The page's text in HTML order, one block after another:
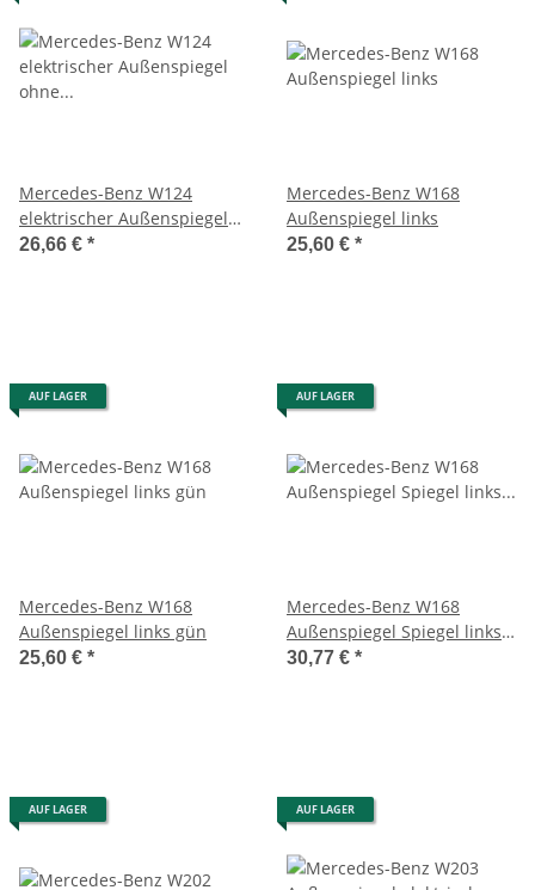
Mercedes-Benz W124
elektrischer Außenspiegel
ohne Glas R schwarz
26,66 € *
Mercedes-Benz W168
Außenspiegel links
25,60 € *
AUF LAGER
Mercedes-Benz W168
Außenspiegel links gün
25,60 € *
AUF LAGER
Mercedes-Benz W168
Außenspiegel Spiegel links
anthrazit
30,77 € *
AUF LAGER AUF LAGER